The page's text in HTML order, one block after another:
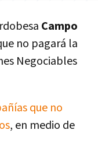
Campo
no pagará la
Negociables
que no
, en medio de